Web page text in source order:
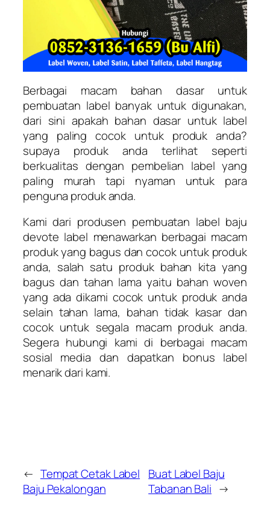
Berbagai macam bahan dasar untuk
pembuatan label banyak untuk digunakan,
dari sini apakah bahan dasar untuk label
yang paling cocok untuk produk anda?
supaya produk anda terlihat seperti
berkualitas dengan pembelian label yang
paling murah tapi nyaman untuk para
penguna produk anda.
Kami dari produsen pembuatan label baju
devote label menawarkan berbagai macam
produk yang bagus dan cocok untuk produk
anda, salah satu produk bahan kita yang
bagus dan tahan lama yaitu bahan woven
yang ada dikami cocok untuk produk anda
selain tahan lama, bahan tidak kasar dan
cocok untuk segala macam produk anda.
Segera hubungi kami di berbagai macam
sosial media dan dapatkan bonus label
menarik dari kami.
← Tempat Cetak Label
Baju Pekalongan
Buat Label Baju
Tabanan Bali →